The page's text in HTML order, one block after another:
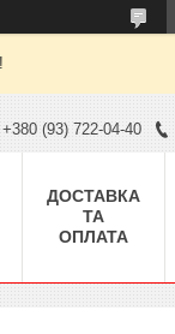
+380 (93) 722-04-40
ДОСТАВКА
ТА
ОПЛАТА